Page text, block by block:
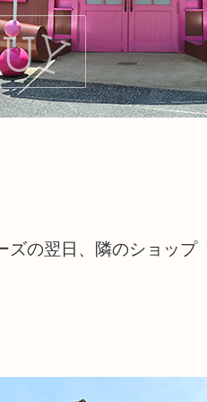
ズの翌日、隣のショップ